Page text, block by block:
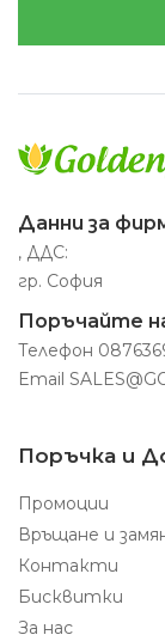
Данни за
, ДДС:
гр. София
Поръчайте
Телефон
Email
Поръчка и
Промоции
Връщане и
Контакти
Бисквитки
За нас